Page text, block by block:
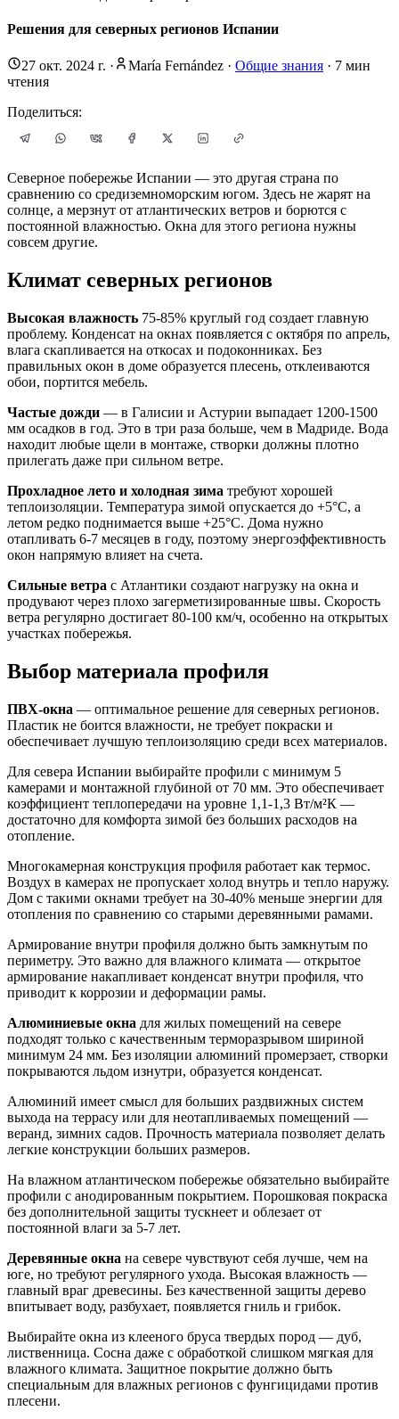
Решения для северных регионов Испании
27 окт. 2024 г. · María Fernández · Общие знания · 7 мин
чтения
Поделиться:
Северное побережье Испании — это другая страна по
сравнению со средиземноморским югом. Здесь не жарят на
солнце, а мерзнут от атлантических ветров и борются с
постоянной влажностью. Окна для этого региона нужны
совсем другие.
Климат северных регионов
Высокая влажность 75-85% круглый год создает главную
проблему. Конденсат на окнах появляется с октября по апрель,
влага скапливается на откосах и подоконниках. Без
правильных окон в доме образуется плесень, отклеиваются
обои, портится мебель.
Частые дожди — в Галисии и Астурии выпадает 1200-1500
мм осадков в год. Это в три раза больше, чем в Мадриде. Вода
находит любые щели в монтаже, створки должны плотно
прилегать даже при сильном ветре.
Прохладное лето и холодная зима требуют хорошей
теплоизоляции. Температура зимой опускается до +5°C, а
летом редко поднимается выше +25°C. Дома нужно
отапливать 6-7 месяцев в году, поэтому энергоэффективность
окон напрямую влияет на счета.
Сильные ветра с Атлантики создают нагрузку на окна и
продувают через плохо загерметизированные швы. Скорость
ветра регулярно достигает 80-100 км/ч, особенно на открытых
участках побережья.
Выбор материала профиля
ПВХ-окна — оптимальное решение для северных регионов.
Пластик не боится влажности, не требует покраски и
обеспечивает лучшую теплоизоляцию среди всех материалов.
Для севера Испании выбирайте профили с минимум 5
камерами и монтажной глубиной от 70 мм. Это обеспечивает
коэффициент теплопередачи на уровне 1,1-1,3 Вт/м²К —
достаточно для комфорта зимой без больших расходов на
отопление.
Многокамерная конструкция профиля работает как термос.
Воздух в камерах не пропускает холод внутрь и тепло наружу.
Дом с такими окнами требует на 30-40% меньше энергии для
отопления по сравнению со старыми деревянными рамами.
Армирование внутри профиля должно быть замкнутым по
периметру. Это важно для влажного климата — открытое
армирование накапливает конденсат внутри профиля, что
приводит к коррозии и деформации рамы.
Алюминиевые окна для жилых помещений на севере
подходят только с качественным терморазрывом шириной
минимум 24 мм. Без изоляции алюминий промерзает, створки
покрываются льдом изнутри, образуется конденсат.
Алюминий имеет смысл для больших раздвижных систем
выхода на террасу или для неотапливаемых помещений —
веранд, зимних садов. Прочность материала позволяет делать
легкие конструкции больших размеров.
На влажном атлантическом побережье обязательно выбирайте
профили с анодированным покрытием. Порошковая покраска
без дополнительной защиты тускнеет и облезает от
постоянной влаги за 5-7 лет.
Деревянные окна на севере чувствуют себя лучше, чем на
юге, но требуют регулярного ухода. Высокая влажность —
главный враг древесины. Без качественной защиты дерево
впитывает воду, разбухает, появляется гниль и грибок.
Выбирайте окна из клееного бруса твердых пород — дуб,
лиственница. Сосна даже с обработкой слишком мягкая для
влажного климата. Защитное покрытие должно быть
специальным для влажных регионов с фунгицидами против
плесени.